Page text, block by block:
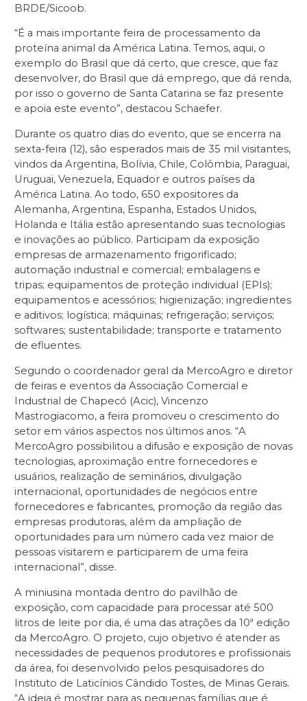
BRDE/Sicoob.
“É a mais importante feira de processamento da
proteína animal da América Latina. Temos, aqui, o
exemplo do Brasil que dá certo, que cresce, que faz
desenvolver, do Brasil que dá emprego, que dá renda,
por isso o governo de Santa Catarina se faz presente
e apoia este evento”, destacou Schaefer.
Durante os quatro dias do evento, que se encerra na
sexta-feira (12), são esperados mais de 35 mil visitantes,
vindos da Argentina, Bolívia, Chile, Colômbia, Paraguai,
Uruguai, Venezuela, Equador e outros países da
América Latina. Ao todo, 650 expositores da
Alemanha, Argentina, Espanha, Estados Unidos,
Holanda e Itália estão apresentando suas tecnologias
e inovações ao público. Participam da exposição
empresas de armazenamento frigorificado;
automação industrial e comercial; embalagens e
tripas; equipamentos de proteção individual (EPIs);
equipamentos e acessórios; higienização; ingredientes
e aditivos; logística; máquinas; refrigeração; serviços;
softwares; sustentabilidade; transporte e tratamento
de efluentes.
Segundo o coordenador geral da MercoAgro e diretor
de feiras e eventos da Associação Comercial e
Industrial de Chapecó (Acic), Vincenzo
Mastrogiacomo, a feira promoveu o crescimento do
setor em vários aspectos nos últimos anos. “A
MercoAgro possibilitou a difusão e exposição de novas
tecnologias, aproximação entre fornecedores e
usuários, realização de seminários, divulgação
internacional, oportunidades de negócios entre
fornecedores e fabricantes, promoção da região das
empresas produtoras, além da ampliação de
oportunidades para um número cada vez maior de
pessoas visitarem e participarem de uma feira
internacional”, disse.
A miniusina montada dentro do pavilhão de
exposição, com capacidade para processar até 500
litros de leite por dia, é uma das atrações da 10ª edição
da MercoAgro. O projeto, cujo objetivo é atender as
necessidades de pequenos produtores e profissionais
da área, foi desenvolvido pelos pesquisadores do
Instituto de Laticínios Cândido Tostes, de Minas Gerais.
“A ideia é mostrar para as pequenas famílias que é